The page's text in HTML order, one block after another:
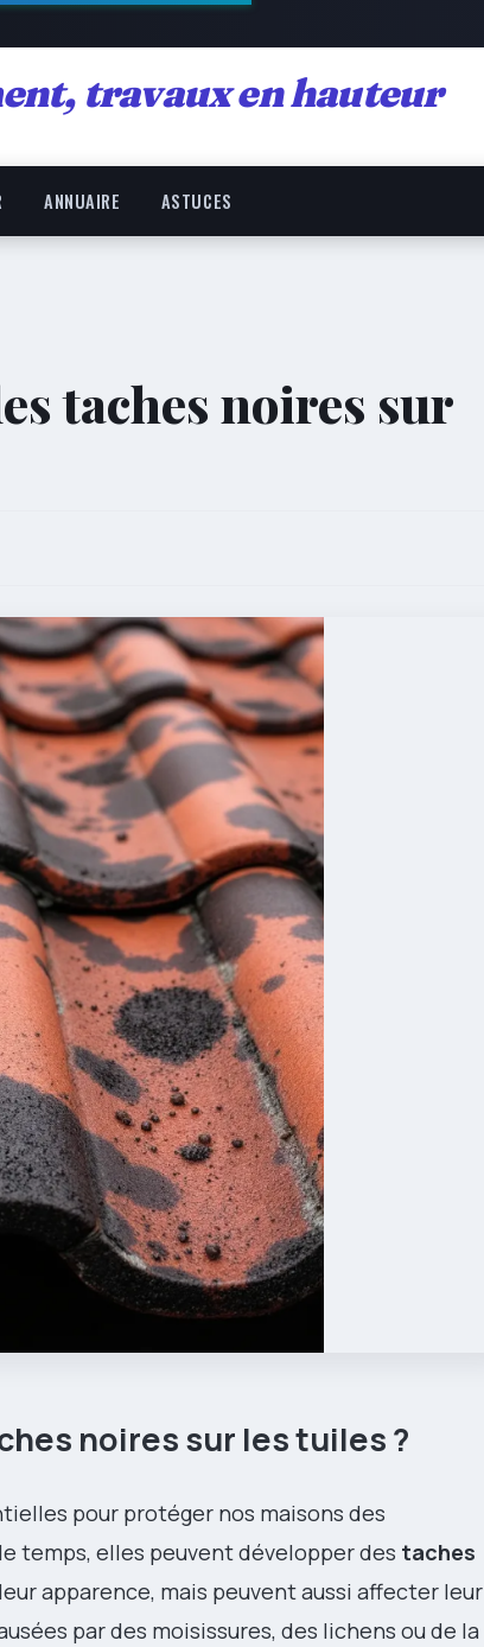
travaux en hauteur
ANNUAIRE ASTUCES
taches noires sur
noires sur les tuiles ?
pour protéger nos maisons des
temps, elles peuvent développer des taches
apparence, mais peuvent aussi affecter leur
par des moisissures, des lichens ou de la